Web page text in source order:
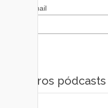
Email
Otros